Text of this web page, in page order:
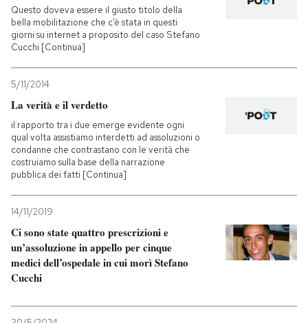
Questo doveva essere il giusto titolo della
bella mobilitazione che c’è stata in questi
giorni su internet a proposito del caso Stefano
Cucchi [Continua]
5/11/2014
La verità e il verdetto
il rapporto tra i due emerge evidente ogni
qual volta assistiamo interdetti ad assoluzioni o
condanne che contrastano con le verità che
costruiamo sulla base della narrazione
pubblica dei fatti [Continua]
14/11/2019
Ci sono state quattro prescrizioni e
un’assoluzione in appello per cinque
medici dell’ospedale in cui morì Stefano
Cucchi